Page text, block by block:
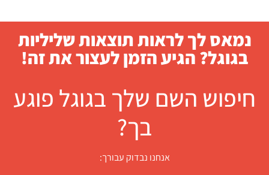
נמאס לך לראות תוצאות שליליות
בגוגל? הגיע הזמן לעצור את זה!
חיפוש השם שלך בגוגל פוגע
בך?
אנחנו נבדוק עבורך: